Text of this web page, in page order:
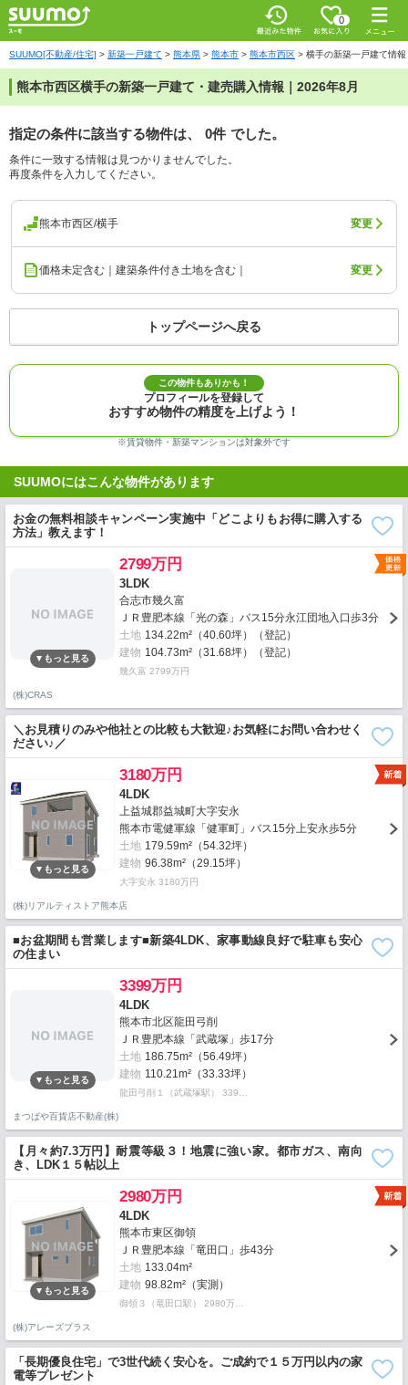
0
SUUMO[不動産/住宅] > 新築一戸建て > 熊本県 > 熊本市 > 熊本市西区 > 横手の新築一戸建て情報
熊本市西区横手の新築一戸建て・建売購入情報｜2026年8月
指定の条件に該当する物件は、 0件 でした。
条件に一致する情報は見つかりませんでした。
再度条件を入力してください。
熊本市西区/横手 変更
価格未定含む｜建築条件付き土地を含む｜ 変更
トップページへ戻る
この物件もありかも！
プロフィールを登録して
おすすめ物件の精度を上げよう！
※賃貸物件・新築マンションは対象外です
SUUMOにはこんな物件があります
お金の無料相談キャンペーン実施中「どこよりもお得に購入する
方法」教えます！
2799万円
3LDK
合志市幾久富
ＪＲ豊肥本線「光の森」バス15分永江団地入口歩3分
土地 134.22m²（40.60坪）（登記）
建物 104.73m²（31.68坪）（登記）
幾久富 2799万円
(株)CRAS
＼お見積りのみや他社との比較も大歓迎♪お気軽にお問い合わせく
ださい♪／
3180万円
4LDK
上益城郡益城町大字安永
熊本市電健軍線「健軍町」バス15分上安永歩5分
土地 179.59m²（54.32坪）
建物 96.38m²（29.15坪）
大字安永 3180万円
(株)リアルティストア熊本店
■お盆期間も営業します■新築4LDK、家事動線良好で駐車も安心
の住まい
3399万円
4LDK
熊本市北区龍田弓削
ＪＲ豊肥本線「武蔵塚」歩17分
土地 186.75m²（56.49坪）
建物 110.21m²（33.33坪）
龍田弓削１（武蔵塚駅） 339…
まつばや百貨店不動産(株)
【月々約7.3万円】耐震等級３！地震に強い家。都市ガス、南向
き、LDK１５帖以上
2980万円
4LDK
熊本市東区御領
ＪＲ豊肥本線「竜田口」歩43分
土地 133.04m²
建物 98.82m²（実測）
御領３（竜田口駅） 2980万…
(株)アレーズプラス
「長期優良住宅」で3世代続く安心を。ご成約で１５万円以内の家
電等プレゼント